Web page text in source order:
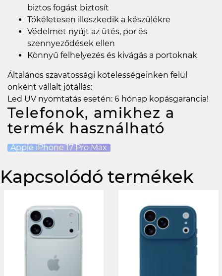
biztos fogást biztosít
Tökéletesen illeszkedik a készülékre
Védelmet nyújt az ütés, por és
szennyeződések ellen
Könnyű felhelyezés és kivágás a portoknak
Általános szavatossági kötelességeinken felül
önként vállalt jótállás:
Led UV nyomtatás esetén: 6 hónap kopásgarancia!
Telefonok, amikhez a
termék használható
Apple iPhone 17 Pro Max
Kapcsolódó termékek